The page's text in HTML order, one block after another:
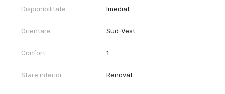
Disponibilitate Imediat
Orientare Sud-Vest
Confort 1
Stare interior Renovat